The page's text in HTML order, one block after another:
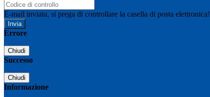
E-mail inviata, si prega di controllare la casella di posta elettronica!
Errore
Chiudi
Successo
Chiudi
Informazione